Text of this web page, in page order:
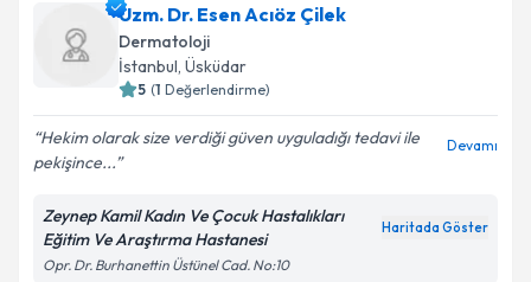
Takvim Talebini Gönder
Dr. Osman Serdar Akkaya için randevu takvimi
talebi oluşturun. Size bu uzmandan randevu almanız
için bir takvim hazırlandığında e-posta ile
bilgilendireceğiz.
E-posta Adresiniz
Kişisel verilerimin işlenmesine ilişkin
Metni'ni okudum ve kişisel verilerimin belirtilen
Uzm. Dr. Esen Acıöz Çilek
Dermatoloji
İstanbul, Üsküdar
5 (1 Değerlendirme)
Hekim olarak size verdiği güven uyguladığı tedavi ile
pekişince...
Devamı
Zeynep Kamil Kadın Ve Çocuk Hastalıkları
Eğitim Ve Araştırma Hastanesi
Haritada Göster
Opr. Dr. Burhanettin Üstünel Cad. No:10